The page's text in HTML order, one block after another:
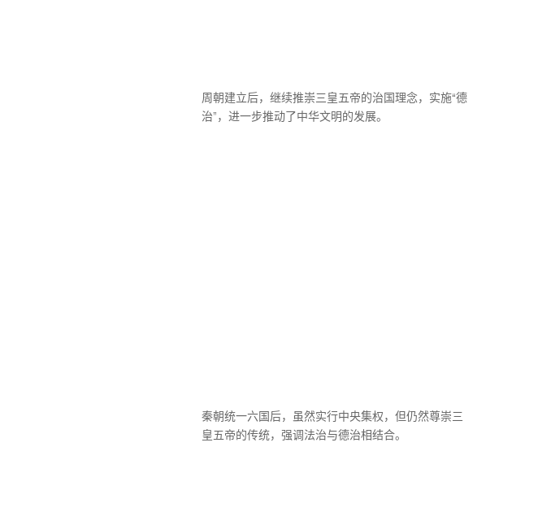
周朝建立后，继续推崇三皇五帝的治国理念，实施“德
治”，进一步推动了中华文明的发展。
秦朝统一六国后，虽然实行中央集权，但仍然尊崇三
皇五帝的传统，强调法治与德治相结合。